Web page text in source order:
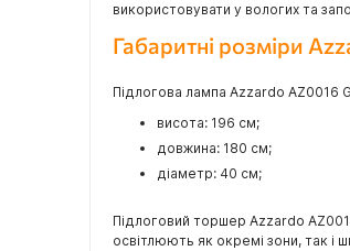
використовувати у вологих та
Габаритні розміри
Підлогова лампа Azzardo AZ0016
висота: 196 см;
довжина: 180 см;
діаметр: 40 см;
Підлоговий торшер Azzardo
освітлюють як окремі зони, так і